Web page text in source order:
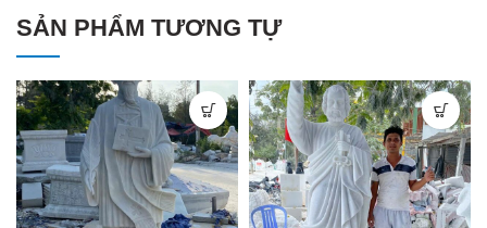
SẢN PHẨM TƯƠNG TỰ